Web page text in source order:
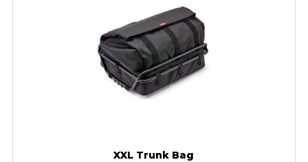
XXL Trunk Bag